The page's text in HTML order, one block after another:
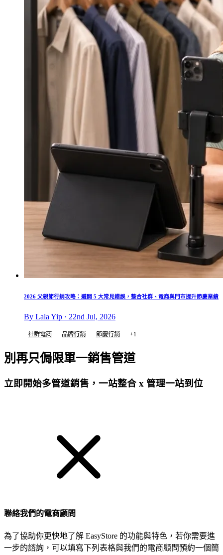
2026 父親節行銷攻略：避開 5 大常見錯誤，整合社群、電商與門市提升節慶業績
By Lala Yip · 22nd Jul, 2026
社群電商 品牌行銷 節慶行銷 +1
別再只侷限單一銷售管道
立即開始多管道銷售，一站整合 x 管理一站到位
聯絡我們的電商顧問
為了協助你更快地了解 EasyStore 的功能與特色，若你需要進
一步的諮詢，可以填寫下列表格與我們的電商顧問預約一個簡